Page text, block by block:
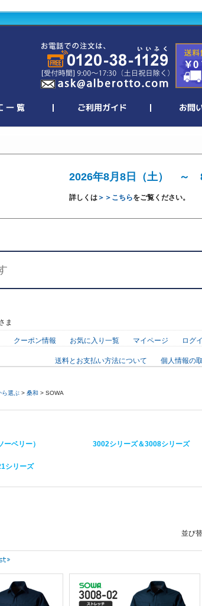
2026年8月8日（土） ～ 8
詳しくは＞＞こちらをご覧ください。
ま
クーポン情報 お気に入り一覧 マイページ ログ
送料とお支払い方法について 個人情報の
ら選ぶ > 桑和 > SOWA
ベリー） 3002シリーズ＆3008シリーズ
シリーズ
並び